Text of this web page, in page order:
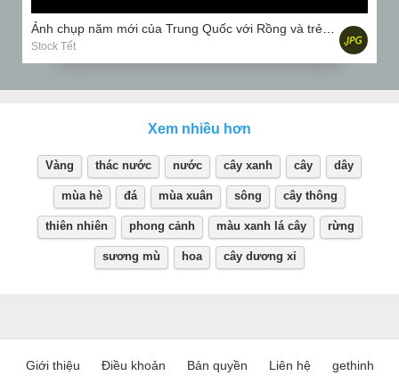
Stock Tết
Xem nhiều hơn
Vàng thác nước nước cây xanh cây dây
mùa hè đá mùa xuân sông cây thông
thiên nhiên phong cảnh màu xanh lá cây rừng
sương mù hoa cây dương xỉ
Giới thiệu Điều khoản Bản quyền Liên hệ
gethinh